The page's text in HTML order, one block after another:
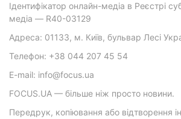
Ідентифікатор онлайн-медіа в Реєстрі
медіа — R40-03129
Адреса: 01133, м. Київ, бульвар Лесі
Телефон: +38 044 207 45 54
E-mail: info@focus.ua
FOCUS.UA — більше ніж просто новини.
Передрук, копіювання або відтворення